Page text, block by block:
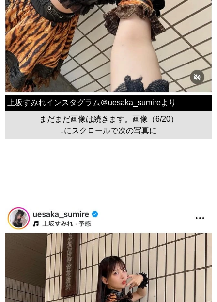
上坂すみれインスタグラム＠uesaka_sumireより
まだまだ画像は続きます。画像（6/20）
↓にスクロールで次の写真に